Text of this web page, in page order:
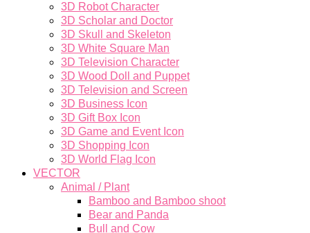
3D Robot Character
3D Scholar and Doctor
3D Skull and Skeleton
3D White Square Man
3D Television Character
3D Wood Doll and Puppet
3D Television and Screen
3D Business Icon
3D Gift Box Icon
3D Game and Event Icon
3D Shopping Icon
3D World Flag Icon
VECTOR
Animal / Plant
Bamboo and Bamboo shoot
Bear and Panda
Bull and Cow